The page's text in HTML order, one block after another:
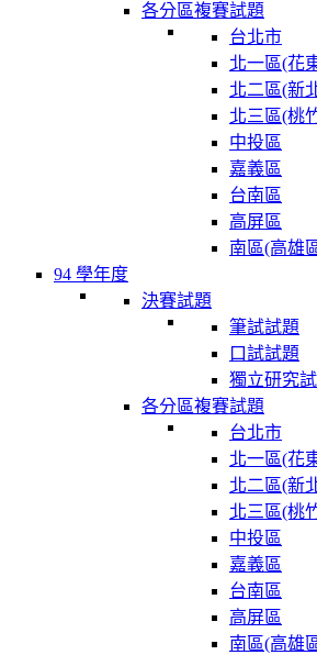
各分區複賽試題
台北市
北一區(花
北二區(新
北三區(桃
中投區
嘉義區
台南區
高屏區
南區(高雄
94 學年度
決賽試題
筆試試題
口試試題
獨立研究
各分區複賽試題
台北市
北一區(花
北二區(新
北三區(桃
中投區
嘉義區
台南區
高屏區
南區(高雄